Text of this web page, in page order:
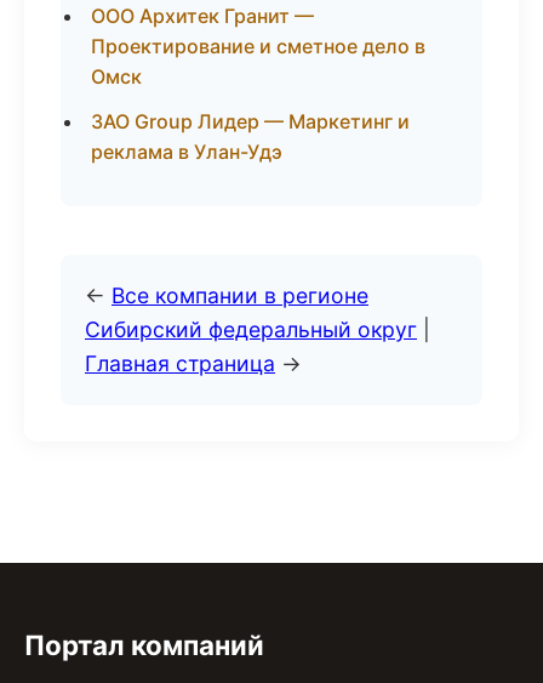
ООО Архитек Гранит —
Проектирование и сметное дело в
Омск
ЗАО Group Лидер — Маркетинг и
реклама в Улан-Удэ
← Все компании в регионе
Сибирский федеральный округ
Главная страница →
Портал компаний